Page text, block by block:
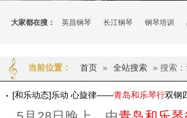
大家都在搜： 英昌钢琴 长江钢琴 钢琴培训
当前位置： 首页 » 全站搜索 » 搜索
[和乐动态]乐动 心旋律——青岛和乐琴行双钢